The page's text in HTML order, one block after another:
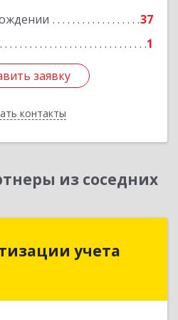
37
1
заявку
контакты
заявку
Назад
из соседних
учета
обл, Ирбит г, Маршала